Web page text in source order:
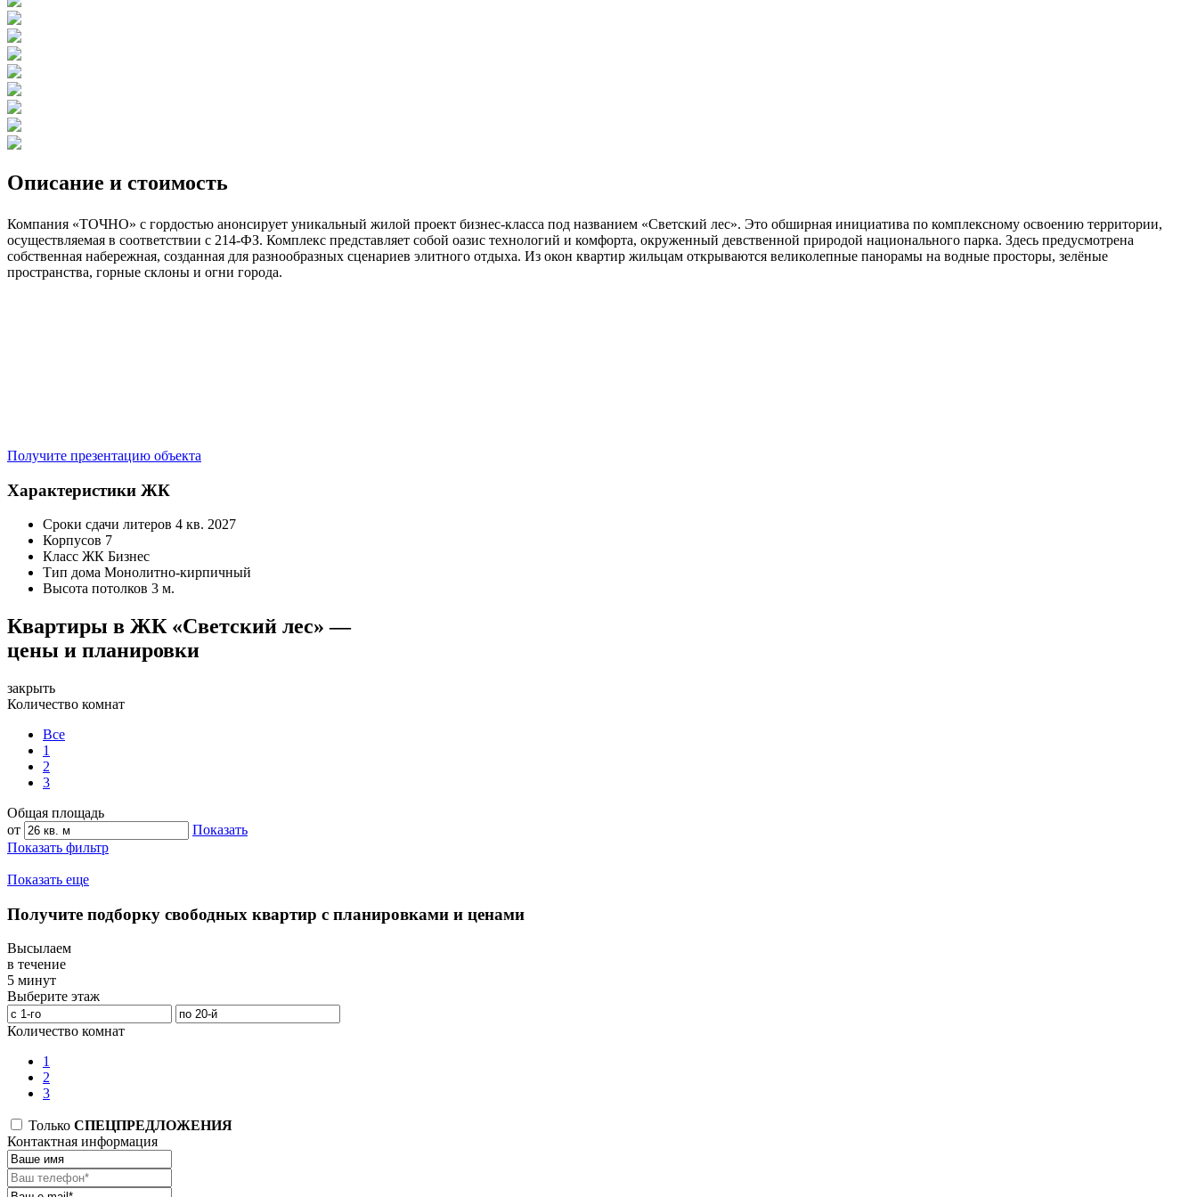
Описание и стоимость
Компания «ТОЧНО» с гордостью анонсирует уникальный жилой проект бизнес-класса под названием «Светский лес». Это обширная инициатива по комплексному освоению территории,
осуществляемая в соответствии с 214-ФЗ. Комплекс представляет собой оазис технологий и комфорта, окруженный девственной природой национального парка. Здесь предусмотрена
собственная набережная, созданная для разнообразных сценариев элитного отдыха. Из окон квартир жильцам открываются великолепные панорамы на водные просторы, зелёные
пространства, горные склоны и огни города.
Получите презентацию объекта
Характеристики ЖК
Сроки сдачи литеров 4 кв. 2027
Корпусов 7
Класс ЖК Бизнес
Тип дома Монолитно-кирпичный
Высота потолков 3 м.
Квартиры в ЖК «Светский лес» —
цены и планировки
закрыть
Количество комнат
Все
1
2
3
Общая площадь
от
Показать
Показать фильтр
Показать еще
Получите подборку свободных квартир с планировками и ценами
Высылаем
в течение
5 минут
Выберите этаж
Количество комнат
1
2
3
Только СПЕЦПРЕДЛОЖЕНИЯ
Контактная информация